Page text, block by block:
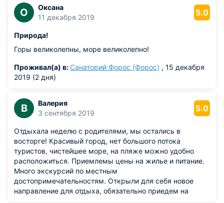
Пиццерия располагается неподалеку от Центрального
сквера. Предлагает разнообразное меню, в том числе и
напитков. На ее территории доступен Wi-Fi. Время работы
пиццерии: 10:00-22:00.
Стол для пинг-понга
Адрес: Форос, Сквер на ул. Терлецкого
свежем воздухе может получить такую возможность,
прогулявшись в сквер, расположенный на улице
лавочки.
Клуб «Дайвинг-Форос»
Адрес: Форос, Розовый пляж
Здесь можно обучиться подводному погружению с
О
Оксана
11 декабря 2019
5.0
Природа!
Горы великолепны, море великолепно!
Проживал(а) в: Санаторий Форос (Форос) , 15 декабря
2019 (2 дня)
В
Валерия
3 сентября 2019
5.0
Отдыхала неделю с родителями, мы остались в
восторге! Красивый город, нет большого потока
туристов, чистейшее море, на пляже можно удобно
расположиться. Приемлемы цены на жилье и питание.
Много экскурсий по местным
достопримечательностям. Открыли для себя новое
направление для отдыха, обязательно приедем на